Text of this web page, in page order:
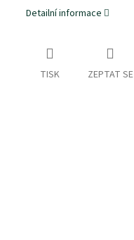
Detailní informace
TISK ZEPTAT SE